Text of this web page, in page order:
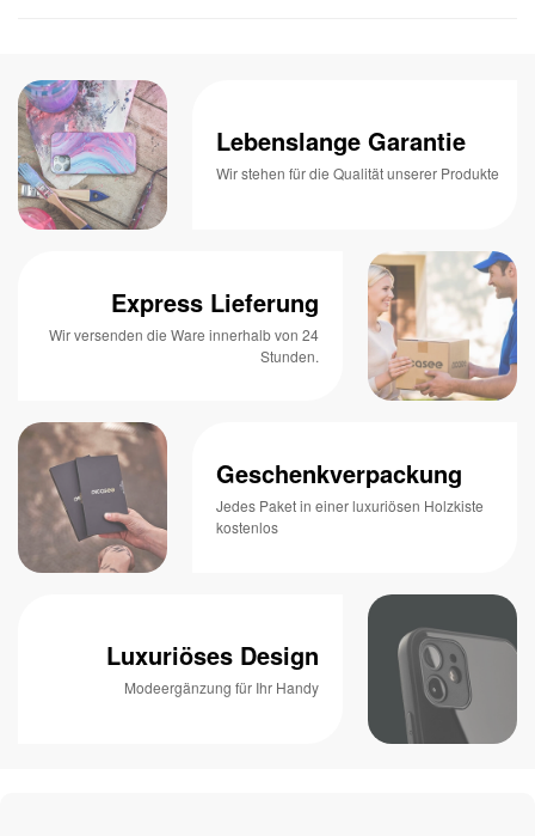
Lebenslange Garantie
Wir stehen für die Qualität unserer Produkte
Express Lieferung
Wir versenden die Ware innerhalb von 24
Stunden.
Geschenkverpackung
Jedes Paket in einer luxuriösen Holzkiste
kostenlos
Luxuriöses Design
Modeergänzung für Ihr Handy